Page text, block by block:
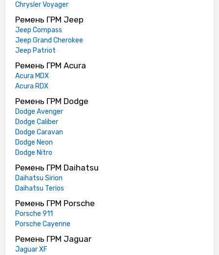
Chrysler Voyager
Ремень ГРМ Jeep
Jeep Compass
Jeep Grand Cherokee
Jeep Patriot
Ремень ГРМ Acura
Acura MDX
Acura RDX
Ремень ГРМ Dodge
Dodge Avenger
Dodge Caliber
Dodge Caravan
Dodge Neon
Dodge Nitro
Ремень ГРМ Daihatsu
Daihatsu Sirion
Daihatsu Terios
Ремень ГРМ Porsche
Porsche 911
Porsche Cayenne
Ремень ГРМ Jaguar
Jaguar XF